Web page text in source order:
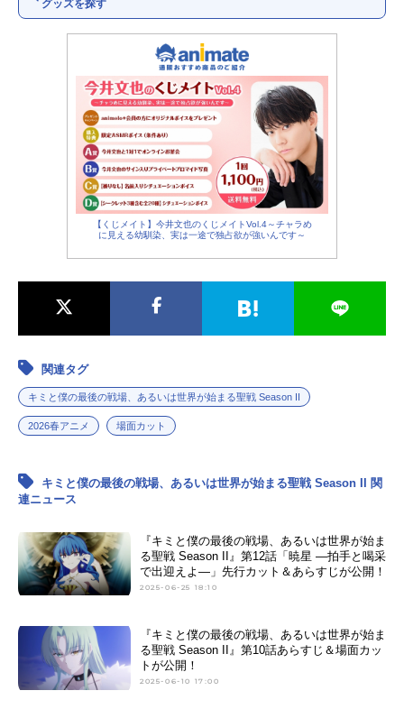
璃洒・イン・エンパイア：竹達彩奈
サー・カロッソス・ニュートン：杉田智和
ガルガンリィ：興津和幸
グロウリィ：子安武人
緑川光
キッシング・ゾア・ネビュリス9世：
小原好美
タリスマン：置鮎龍太郎
ヴィソワーズ・アレク・ヒュドラ：高橋李依
サリンジャー：関俊彦
グリューゲル：小林ゆう
グッズを探す
【くじメイト】今井文也のくじメイトVol.4～チャラめ
に見える幼馴染、実は一途で独占欲が強いんです～
関連タグ
キミと僕の最後の戦場、あるいは世界が始まる聖戦 Season II
2026春アニメ 場面カット
キミと僕の最後の戦場、あるいは世界が始まる聖戦 Season II 関
連ニュース
『キミと僕の最後の戦場、あるいは世界が始ま
る聖戦 Season II』第12話「暁星 ―拍手と喝采
で出迎えよ―」先行カット＆あらすじが公開！
2025-06-25 18:10
『キミと僕の最後の戦場、あるいは世界が始ま
る聖戦 Season II』第10話あらすじ＆場面カッ
トが公開！
2025-06-10 17:00